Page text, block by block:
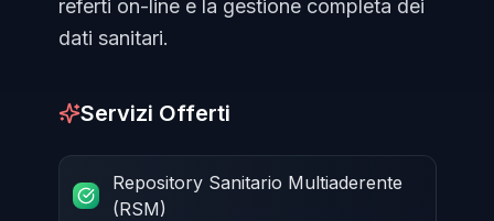
referti on-line e la gestione completa dei
dati sanitari.
Servizi Offerti
Repository Sanitario Multiaderente
(RSM)